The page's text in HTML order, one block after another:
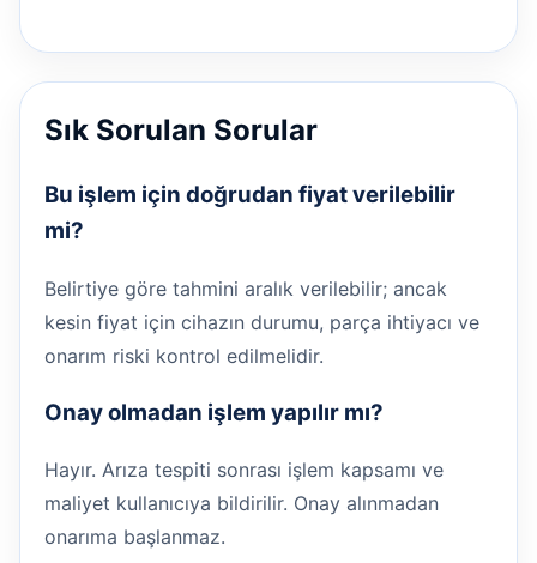
Sık Sorulan Sorular
Bu işlem için doğrudan fiyat verilebilir
mi?
Belirtiye göre tahmini aralık verilebilir; ancak
kesin fiyat için cihazın durumu, parça ihtiyacı ve
onarım riski kontrol edilmelidir.
Onay olmadan işlem yapılır mı?
Hayır. Arıza tespiti sonrası işlem kapsamı ve
maliyet kullanıcıya bildirilir. Onay alınmadan
onarıma başlanmaz.